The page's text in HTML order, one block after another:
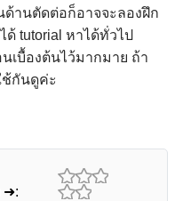
านตัดต่อก็อาจจะลองฝึก
tutorial หาได้ทั่วไป
เบื้องต้นไว้มากมาย ถ้า
ช้กันดูค่ะ
➜: